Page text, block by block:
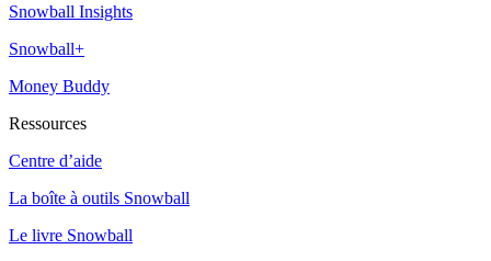
Snowball Insights
Snowball+
Money Buddy
Ressources
Centre d’aide
La boîte à outils Snowball
Le livre Snowball